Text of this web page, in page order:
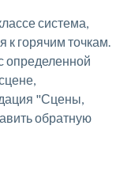
система,
горячим точкам.
определенной
"Сцены,
обратную